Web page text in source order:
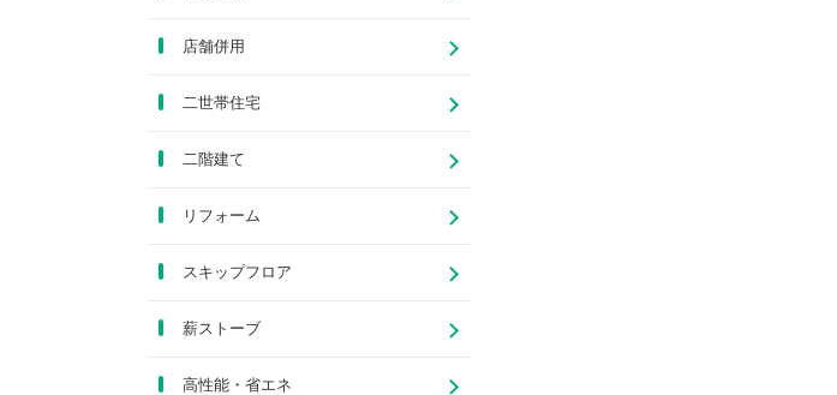
店舗併用
二世帯住宅
二階建て
リフォーム
スキップフロア
薪ストーブ
高性能・省エネ